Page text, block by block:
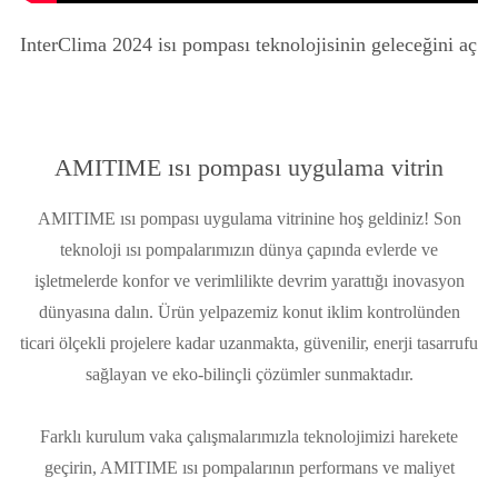
Chillventa 2024 ısı pompası teknolojisinin geleceğini aç
AMITIME ısı pompası uygulama vitrin
AMITIME ısı pompası uygulama vitrinine hoş geldiniz! Son
teknoloji ısı pompalarımızın dünya çapında evlerde ve
işletmelerde konfor ve verimlilikte devrim yarattığı inovasyon
dünyasına dalın. Ürün yelpazemiz konut iklim kontrolünden
ticari ölçekli projelere kadar uzanmakta, güvenilir, enerji tasarrufu
sağlayan ve eko-bilinçli çözümler sunmaktadır.
Farklı kurulum vaka çalışmalarımızla teknolojimizi harekete
geçirin, AMITIME ısı pompalarının performans ve maliyet